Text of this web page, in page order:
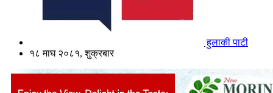
हुलाकी पाटी
१८ माघ २०८१, शुक्रबार